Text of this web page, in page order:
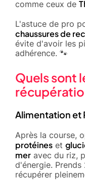
comme ceux de
L'astuce de pro
chaussures de
évite d'avoir les
adhérence. 🐾
Quels sont
Alimentation et
Après la course,
protéines et
mer avec du riz,
d'énergie.
récupérer